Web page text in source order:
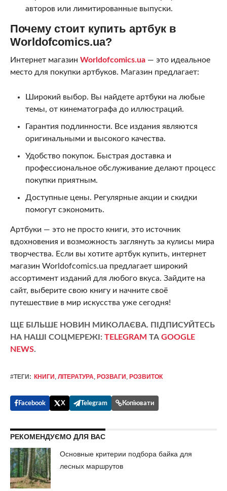
авторов или лимитированные выпуски.
Почему стоит купить артбук в
Worldofcomics.ua?
Интернет магазин Worldofcomics.ua— это идеальное
место для покупки артбуков. Магазин предлагает:
Широкий выбор. Вы найдете артбуки на любые
темы, от кинематографа до иллюстраций.
Гарантия подлинности. Все издания являются
оригинальными и высокого качества.
Удобство покупок. Быстрая доставка и
профессиональное обслуживание делают процесс
покупки приятным.
Доступные цены. Регулярные акции и скидки
помогут сэкономить.
Артбуки — это не просто книги, это источник
вдохновения и возможность заглянуть за кулисы мира
творчества. Если вы хотите артбук купить, интернет
магазин Worldofcomics.ua предлагает широкий
ассортимент изданий для любого вкуса. Зайдите на
сайт, выберите свою книгу и начните своё
путешествие в мир искусства уже сегодня!
ЩЕ БІЛЬШЕ НОВИН МИКОЛАЄВА. ПІДПИСУЙТЕСЬ
НА НАШІ СОЦМЕРЕЖІ: TELEGRAM ТА GOOGLE
NEWS.
#ТЕГИ: КНИГИ , ЛІТЕРАТУРА, РОЗВАГИ , РОЗВИТОК
Facebook X Telegram Копіювати
РЕКОМЕНДУЄМО ДЛЯ ВАС
Основные критерии подбора байка для
лесных маршрутов